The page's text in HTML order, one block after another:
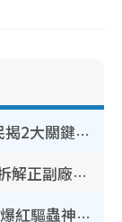
裝修拆鐵閘隨時變賊人目標？網民揭2大關鍵用途：裝新式等於白裝？附新舊鐵閘分別
網傳公院改用內地/副廠藥？醫生拆解正副廠分別 揭4類人換藥隨時出事
怕蟲人士夏日救星！日本3COINS爆紅驅蟲神器$45起 1招「全程免觸碰」輕鬆搞定小強